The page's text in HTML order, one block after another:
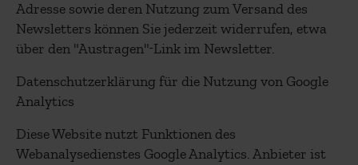
Adresse sowie deren Nutzung zum Versand des
Newsletters können Sie jederzeit widerrufen, etwa
über den "Austragen"-Link im Newsletter.
Datenschutzerklärung für die Nutzung von Google
Analytics
Diese Website nutzt Funktionen des
Webanalysedienstes Google Analytics. Anbieter ist